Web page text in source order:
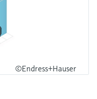
©Endress+Hauser